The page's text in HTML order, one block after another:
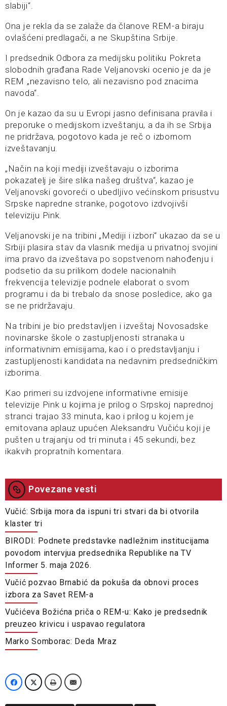
slabiji“.
Ona je rekla da se zalaže da članove REM-a biraju
ovlašćeni predlagači, a ne Skupština Srbije.
I predsednik Odbora za medijsku politiku Pokreta
slobodnih građana Rade Veljanovski ocenio je da je
REM „nezavisno telo, ali nezavisno pod znacima
navoda“.
On je kazao da su u Evropi jasno definisana pravila i
preporuke o medijskom izveštanju, a da ih se Srbija
ne pridržava, pogotovo kada je reč o izbornom
izveštavanju.
„Način na koji mediji izveštavaju o izborima
pokazatelj je šire slika našeg društva“, kazao je
Veljanovski govoreći o ubedljivo većinskom prisustvu
Srpske napredne stranke, pogotovo izdvojivši
televiziju Pink.
Veljanovski je na tribini „Mediji i izbori“ ukazao da se u
Srbiji plasira stav da vlasnik medija u privatnoj svojini
ima pravo da izveštava po sopstvenom nahođenju i
podsetio da su prilikom dodele nacionalnih
frekvencija televizije podnele elaborat o svom
programu i da bi trebalo da snose posledice, ako ga
se ne pridržavaju.
Na tribini je bio predstavljen i izveštaj Novosadske
novinarske škole o zastupljenosti stranaka u
informativnim emisijama, kao i o predstavljanju i
zastupljenosti kandidata na nedavnim predsedničkim
izborima.
Kao primeri su izdvojene informativne emisije
televizije Pink u kojima je prilog o Srpskoj naprednoj
stranci trajao 33 minuta, kao i prilog u kojem je
emitovana aplauz upućen Aleksandru Vučiću koji je
pušten u trajanju od tri minuta i 45 sekundi, bez
ikakvih propratnih komentara.
Povezane vesti
Vučić: Srbija mora da ispuni tri stvari da bi otvorila
klaster tri
BIRODI: Podnete predstavke nadležnim institucijama
povodom intervjua predsednika Republike na TV
Informer 5. maja 2026.
Vučić pozvao Brnabić da pokuša da obnovi proces
izbora za Savet REM-a
Vučićeva Božićna priča o REM-u: Kako je predsednik
preuzeo krivicu i uspavao regulatora
Marko Somborac: Deda Mraz